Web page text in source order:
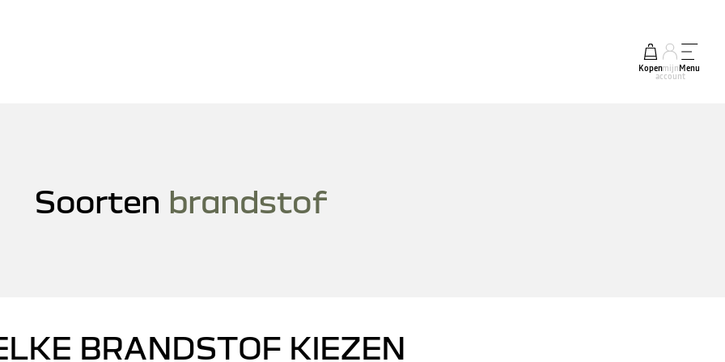
Kopenmijn
account
Menu
Soorten brandstof
BRANDSTOF KIEZEN